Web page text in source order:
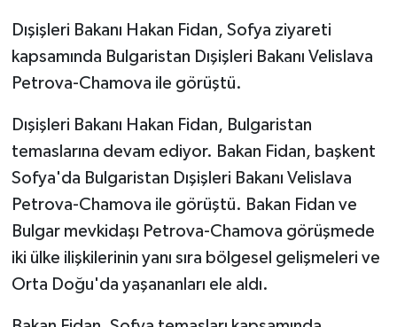
Dışişleri Bakanı Hakan Fidan, Sofya ziyareti
kapsamında Bulgaristan Dışişleri Bakanı Velislava
Petrova-Chamova ile görüştü.
Dışişleri Bakanı Hakan Fidan, Bulgaristan
temaslarına devam ediyor. Bakan Fidan, başkent
Sofya'da Bulgaristan Dışişleri Bakanı Velislava
Petrova-Chamova ile görüştü. Bakan Fidan ve
Bulgar mevkidaşı Petrova-Chamova görüşmede
iki ülke ilişkilerinin yanı sıra bölgesel gelişmeleri ve
Orta Doğu'da yaşananları ele aldı.
Güvenlik
İNSAN
İş Dünyası
Jandarma
Kadın
KÜLTÜR SANAT